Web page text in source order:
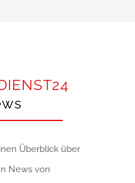
Überblick über
News von